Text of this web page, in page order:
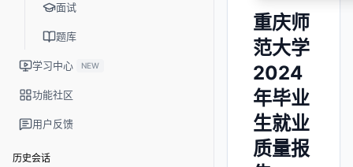
面试
题库
学习中心 NEW
功能社区
用户反馈
历史会话
重庆师
范大学
2024
年毕业
生就业
质量报